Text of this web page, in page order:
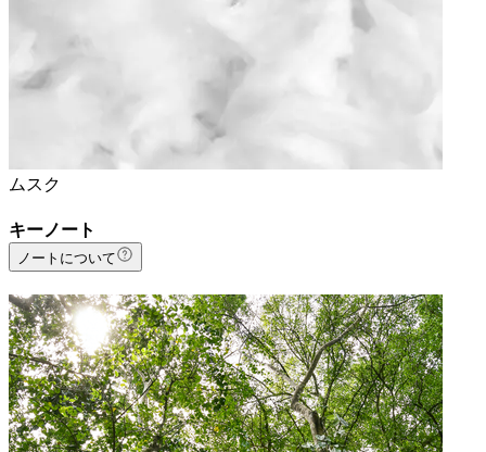
ムスク
キーノート
ノートについて